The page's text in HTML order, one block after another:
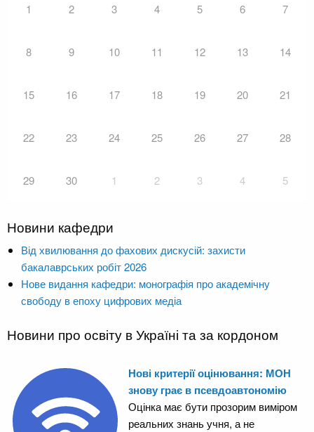
1 2 3 4 5 6 7
8 9 10 11 12 13 14
15 16 17 18 19 20 21
22 23 24 25 26 27 28
29 30 1 2 3 4 5
Новини кафедри
Від хвилювання до фахових дискусій: захисти
бакалаврських робіт 2026
Нове видання кафедри: монографія про академічну
свободу в епоху цифрових медіа
Новини про освіту в Україні та за кордоном
Нові критерії оцінювання: МОН
знову грає в псевдоавтономію
Оцінка має бути прозорим виміром
реальних знань учня, а не